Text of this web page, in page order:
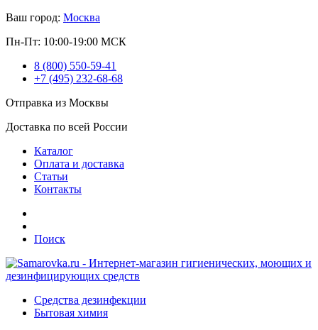
Ваш город: Москва
Пн-Пт: 10:00-19:00 МСК
8 (800) 550-59-41
+7 (495) 232-68-68
Отправка из Москвы
Доставка по всей России
Каталог
Оплата и доставка
Статьи
Контакты
Поиск
Средства дезинфекции
Бытовая химия